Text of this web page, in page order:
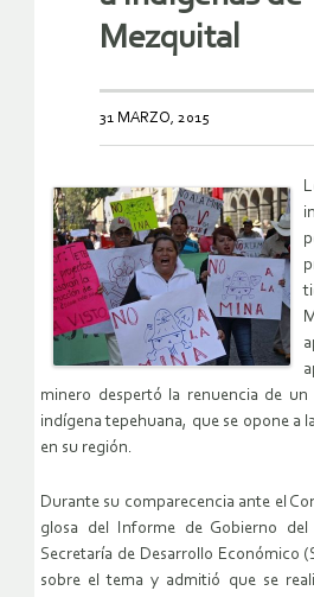
Mezquital
31 MARZO, 2015
minero despertó la renuencia de
indígena tepehuana, que se opone a
en su región.
Durante su comparecencia ante el
glosa del Informe de Gobierno
Secretaría de Desarrollo Económico
sobre el tema y admitió que se